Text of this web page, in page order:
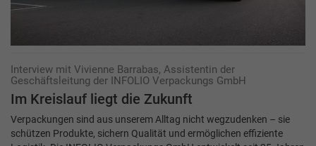
Interview mit Vivienne Barrabas, Assistentin der
Geschäftsleitung der INFOLIO Verpackungs GmbH
Im Kreislauf liegt die Zukunft
Verpackungen sind aus unserem Alltag nicht wegzudenken – sie
schützen Produkte, sichern Qualität und ermöglichen effiziente